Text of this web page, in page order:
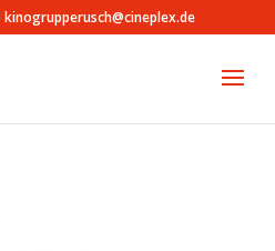
kinogrupperusch@cineplex.de